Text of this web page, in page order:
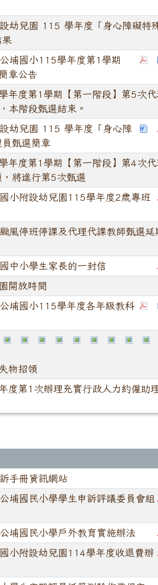
幼兒園 115 學年度「身心障礙特
埔國小115學年度第1學期
章公告
年度第1學期【第一階段】第5次代
本階段甄選結束。
幼兒園 115 學年度「身心障
甄選簡章
年度第1學期【第一階段】第4次代
，將進行第5次甄選
國小附設幼兒園115學年度2歲專班
風停班停課及代理代課教師甄選延
中小學生家長的一封信
開放時間
埔國小115學年度各年級教科
物招領
度第1次辦理充實行政人力約僱助
手冊資訊網站
埔國民小學學生申訴評議委員會組
埔國民小學戶外教育實施辦法
國小附設幼兒園114學年度收退費辦